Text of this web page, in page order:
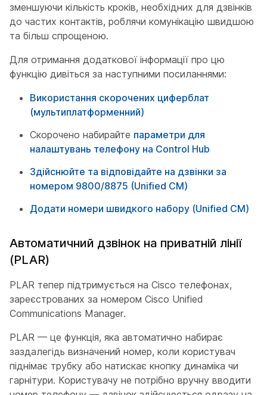
зменшуючи кількість кроків, необхідних для дзвінків
до частих контактів, роблячи комунікацію швидшою
та більш спрощеною.
Для отримання додаткової інформації про цю
функцію дивіться за наступними посиланнями:
Використання скорочених циферблат
(мультиплатформенний)
Скорочено набирайте параметри для
налаштувань телефону на Control Hub
Здійснюйте та відповідайте на дзвінки за
номером 9800/8875 (Unified CM)
Додати номери швидкого набору (Unified CM)
Автоматичний дзвінок на приватній лінії
(PLAR)
PLAR тепер підтримується на Cisco телефонах,
зареєстрованих за номером Cisco Unified
Communications Manager.
PLAR — це функція, яка автоматично набирає
заздалегідь визначений номер, коли користувач
піднімає трубку або натискає кнопку динаміка чи
гарнітури. Користувачу не потрібно вручну вводити